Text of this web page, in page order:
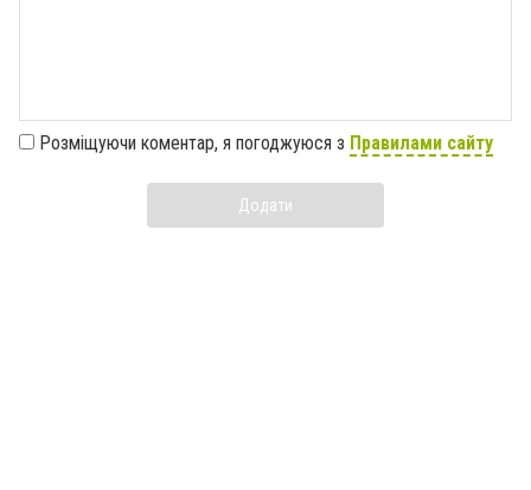
Розміщуючи коментар, я погоджуюся з Правилами сайту
Додати